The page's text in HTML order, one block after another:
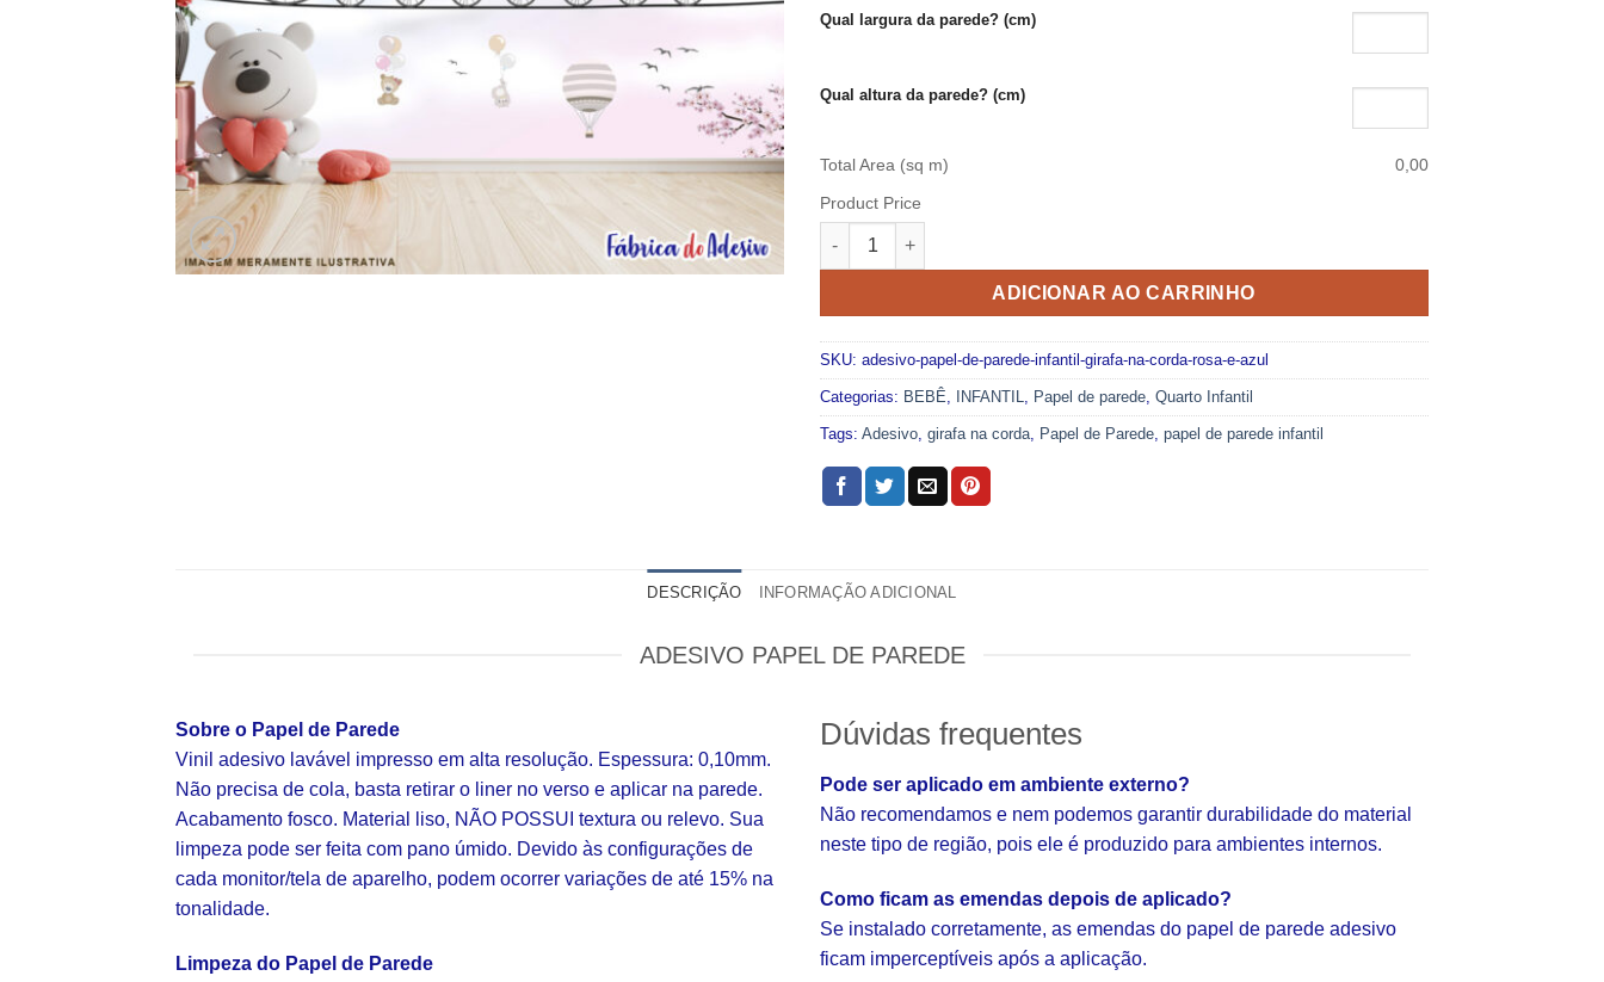
Qual largura da parede? (cm)
Qual altura da parede? (cm)
Total Area (sq m)
0,00
Product Price
PAPEL DE PAREDE ADESIVO LAVÁVEL - GIRAFA NA CORDA ROSA E AZUL quantidade
ADICIONAR AO CARRINHO
SKU: adesivo-papel-de-parede-infantil-girafa-na-corda-rosa-e-azul
Categorias: BEBÊ INFANTIL Papel de parede Quarto Infantil
Tags: Adesivo girafa na corda Papel de Parede papel de parede infantil
DESCRIÇÃO INFORMAÇÃO ADICIONAL
ADESIVO PAPEL DE PAREDE
Sobre o Papel de Parede
Vinil adesivo lavável impresso em alta resolução. Espessura: 0,10mm.
Não precisa de cola, basta retirar o liner no verso e aplicar na parede.
Acabamento fosco. Material liso, NÃO POSSUI textura ou relevo. Sua
limpeza pode ser feita com pano úmido. Devido às configurações de
cada monitor/tela de aparelho, podem ocorrer variações de até 15% na
tonalidade.
Limpeza do Papel de Parede
Dúvidas frequentes
Pode ser aplicado em ambiente externo?
Não recomendamos e nem podemos garantir durabilidade do material
neste tipo de região, pois ele é produzido para ambientes internos.
Como ficam as emendas depois de aplicado?
Se instalado corretamente, as emendas do papel de parede adesivo
ficam imperceptíveis após a aplicação.